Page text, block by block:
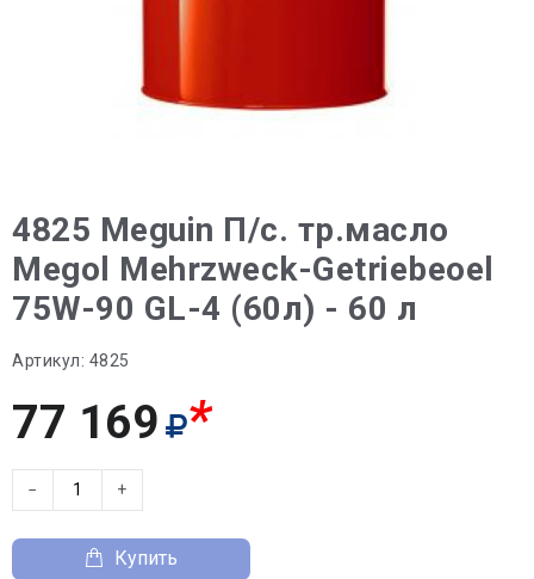
4825 Meguin П/с. тр.масло
Megol Mehrzweck-Getriebeoel
75W-90 GL-4 (60л) - 60 л
Артикул: 4825
77 169 *
− +
Купить